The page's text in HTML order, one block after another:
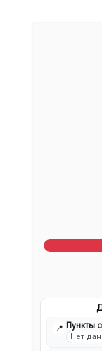
📍 Пункты
Нет